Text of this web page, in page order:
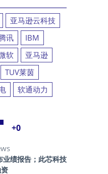
亚马逊云科技
讯
IBM
软
亚马逊
TUV莱茵
软通动力
+0
业绩报告；此芯科技